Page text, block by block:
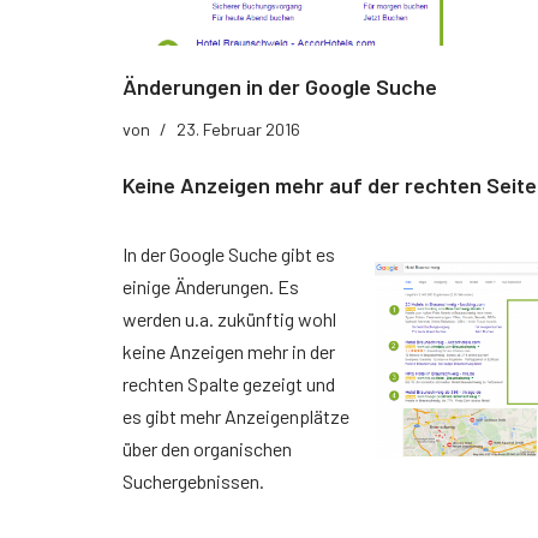
Top Ten Tipps für Google Analytics
Top Ten Tipps für My Business
Nützliche Tools
Glossar
Änderungen in der Google Suche
von 23. Februar 2016
Keine Anzeigen mehr auf der rechten
In der Google Suche gibt es
einige Änderungen. Es
werden u.a. zukünftig wohl
keine Anzeigen mehr in der
rechten Spalte gezeigt und
es gibt mehr Anzeigenplätze
über den organischen
Suchergebnissen.